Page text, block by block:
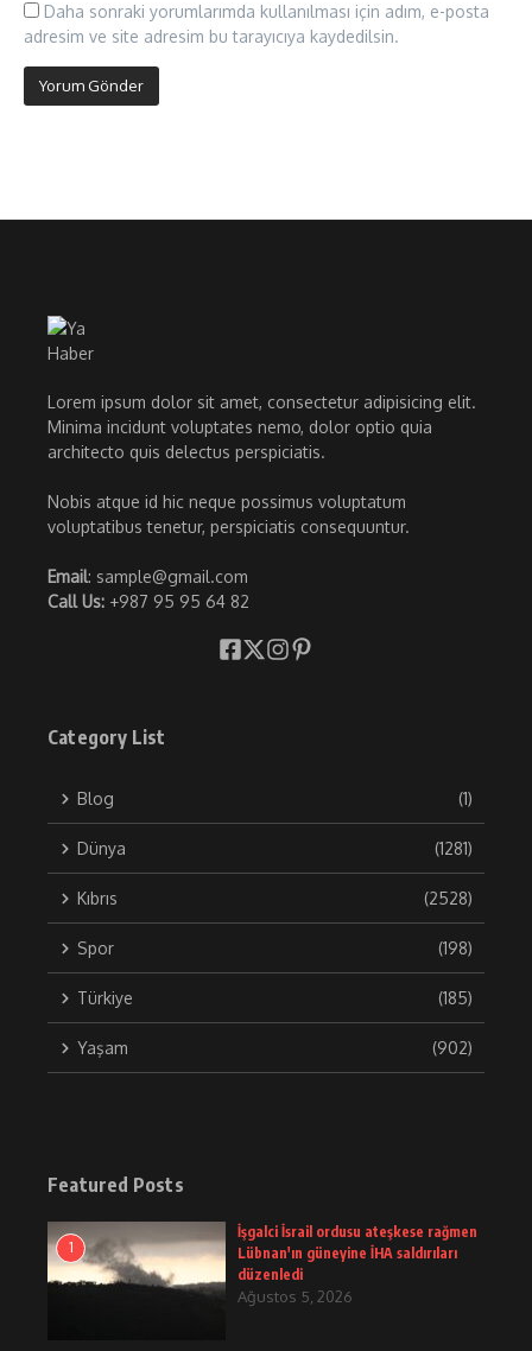
Daha sonraki yorumlarımda kullanılması için adım, e-posta
adresim ve site adresim bu tarayıcıya kaydedilsin.
Lorem ipsum dolor sit amet, consectetur adipisicing elit.
Minima incidunt voluptates nemo, dolor optio quia
architecto quis delectus perspiciatis.
Nobis atque id hic neque possimus voluptatum
voluptatibus tenetur, perspiciatis consequuntur.
Email: sample@gmail.com
Call Us: +987 95 95 64 82
Category List
Blog (1)
Dünya (1281)
Kıbrıs (2528)
Spor (198)
Türkiye (185)
Yaşam (902)
Featured Posts
1
İşgalci İsrail ordusu ateşkese rağmen
Lübnan'ın güneyine İHA saldırıları
düzenledi
Ağustos 5, 2026